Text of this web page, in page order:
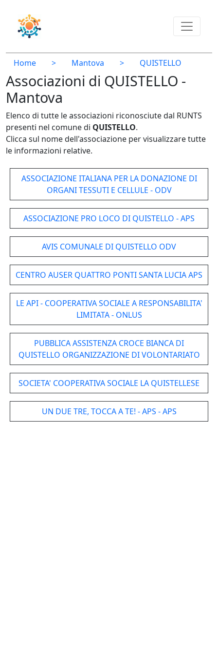
Home > Mantova > QUISTELLO
Associazioni di QUISTELLO -
Mantova
Elenco di tutte le associazioni riconosciute dal RUNTS
presenti nel comune di QUISTELLO.
Clicca sul nome dell'associazione per visualizzare tutte
le informazioni relative.
ASSOCIAZIONE ITALIANA PER LA DONAZIONE DI
ORGANI TESSUTI E CELLULE - ODV
ASSOCIAZIONE PRO LOCO DI QUISTELLO - APS
AVIS COMUNALE DI QUISTELLO ODV
CENTRO AUSER QUATTRO PONTI SANTA LUCIA APS
LE API - COOPERATIVA SOCIALE A RESPONSABILITA'
LIMITATA - ONLUS
PUBBLICA ASSISTENZA CROCE BIANCA DI
QUISTELLO ORGANIZZAZIONE DI VOLONTARIATO
SOCIETA' COOPERATIVA SOCIALE LA QUISTELLESE
UN DUE TRE, TOCCA A TE! - APS - APS